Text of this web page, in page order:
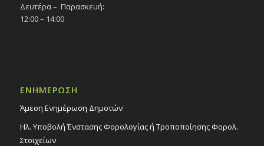
Δευτέρα – Παρασκευή:
12:00 – 14:00
ΕΝΗΜΕΡΩΣΗ
Άμεση Ενημέρωση Δημοτών
Ηλ. Υποβολή Ένστασης Φορολογίας ή Τροποποίησης Φορολ.
Στοιχείων